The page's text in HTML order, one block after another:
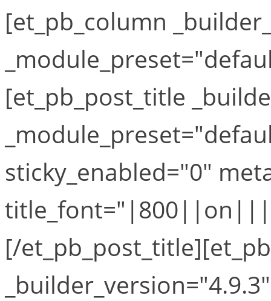
[et_pb_column
[et_pb_post_title
sticky_enabled="0"
[/